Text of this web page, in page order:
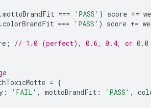
.mottoBrandFit === 'PASS' ) score +=
.colorBrandFit === 'PASS' ) score +=
;
// 1.0 (perfect), 0.6, 0.4, or 0.0
= {
: 'FAIL' , mottoBrandFit : 'PASS' ,